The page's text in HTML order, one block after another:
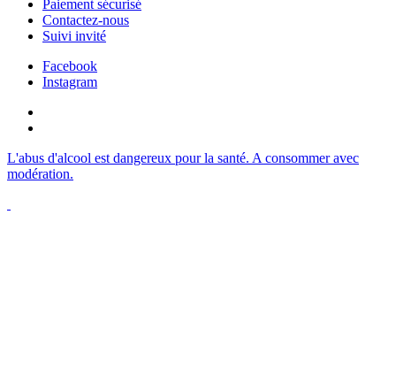
Paiement sécurisé
Contactez-nous
Suivi invité
Facebook
Instagram
L'abus d'alcool est dangereux pour la santé. A consommer avec
modération.